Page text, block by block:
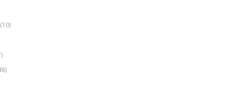
(10)